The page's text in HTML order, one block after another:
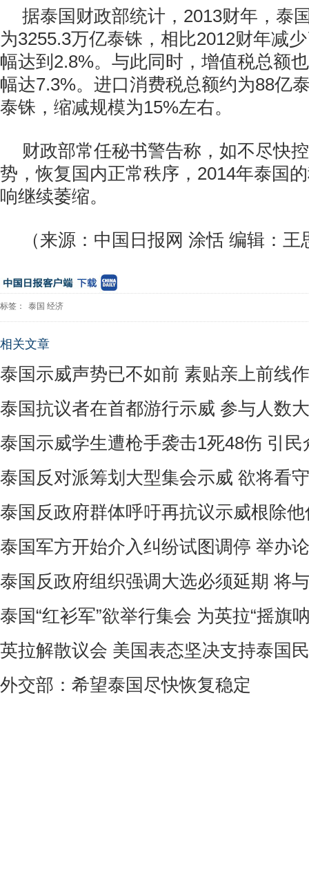
据泰国财政部统计，2013财年，泰
为3255.3万亿泰铢，相比2012财年减
幅达到2.8%。与此同时，增值税总额
幅达7.3%。进口消费税总额约为88亿
泰铢，缩减规模为15%左右。
财政部常任秘书警告称，如不尽快
势，恢复国内正常秩序，2014年泰国
响继续萎缩。
（来源：中国日报网 涂恬 编辑：王
标签： 泰国 经济
相关文章
泰国示威声势已不如前 素贴亲上前线
泰国抗议者在首都游行示威 参与人数
泰国示威学生遭枪手袭击1死48伤 引民
泰国反对派筹划大型集会示威 欲将看
泰国反政府群体呼吁再抗议示威根除
泰国军方开始介入纠纷试图调停 举办
泰国反政府组织强调大选必须延期 将
泰国“红衫军”欲举行集会 为英拉“摇旗
英拉解散议会 美国表态坚决支持泰国
外交部：希望泰国尽快恢复稳定